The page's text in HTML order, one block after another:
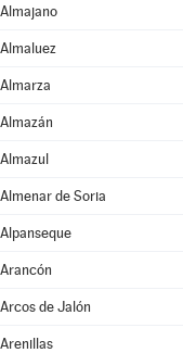
Almajano
Almaluez
Almarza
Almazán
Almazul
Almenar de Soria
Alpanseque
Arancón
Arcos de Jalón
Arenillas